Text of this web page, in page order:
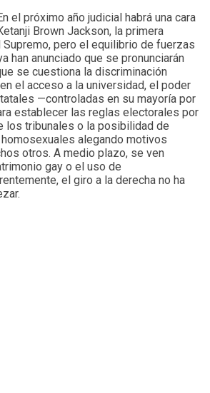
el próximo año judicial habrá una cara
Brown Jackson, la primera
pero el equilibrio de fuerzas
han anunciado que se pronunciarán
se cuestiona la discriminación
el acceso a la universidad, el poder
—controladas en su mayoría por
establecer las reglas electorales por
los tribunales o la posibilidad de
alegando motivos
otros. A medio plazo, se ven
gay o el uso de
el giro a la derecha no ha